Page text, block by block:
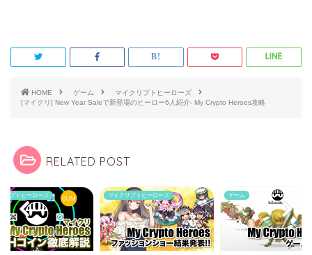
HOME ゲーム
マイクリプトヒーローズ
[マイクリ] New Year Saleで新登場のヒーロー6人紹介- My Crypto Heroes攻略
RELATED POST
リプトヒーローズ ゲーム マイクリプトヒーローズ